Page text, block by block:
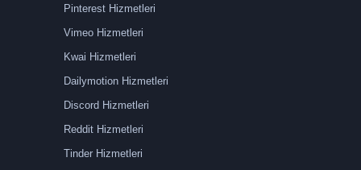
Pinterest Hizmetleri
Vimeo Hizmetleri
Kwai Hizmetleri
Dailymotion Hizmetleri
Discord Hizmetleri
Reddit Hizmetleri
Tinder Hizmetleri